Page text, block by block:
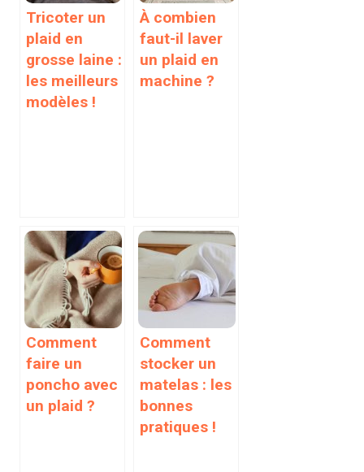
Tricoter un
plaid en
grosse laine :
les meilleurs
modèles !
À combien
faut-il laver
un plaid en
machine ?
Comment
faire un
poncho avec
un plaid ?
Comment
stocker un
matelas : les
bonnes
pratiques !